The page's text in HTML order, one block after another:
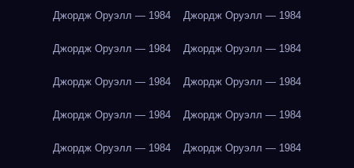
Джордж Оруэлл — 1984 Джордж Оруэлл — 1984
Джордж Оруэлл — 1984 Джордж Оруэлл — 1984
Джордж Оруэлл — 1984 Джордж Оруэлл — 1984
Джордж Оруэлл — 1984 Джордж Оруэлл — 1984
Джордж Оруэлл — 1984 Джордж Оруэлл — 1984